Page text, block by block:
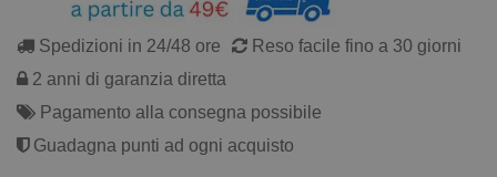
Spedizioni in 24/48 ore
Reso facile fino a 30 giorni
2 anni di garanzia diretta
Pagamento alla consegna possibile
Guadagna punti ad ogni acquisto